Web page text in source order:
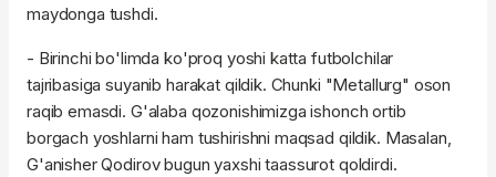
maydonga tushdi.
- Birinchi bo'limda ko'proq yoshi katta futbolchilar
tajribasiga suyanib harakat qildik. Chunki "Metallurg" oson
raqib emasdi. G'alaba qozonishimizga ishonch ortib
borgach yoshlarni ham tushirishni maqsad qildik. Masalan,
G'anisher Qodirov bugun yaxshi taassurot qoldirdi.